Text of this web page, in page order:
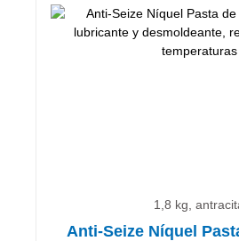
1,8 kg,
Anti-Seize Níquel